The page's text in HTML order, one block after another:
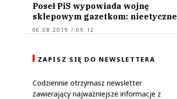
Poseł PiS wypowiada wojnę
sklepowym gazetkom: nieetyczne
06.08.2019 / 09:12
ZAPISZ SIĘ DO NEWSLETTERA
Codziennie otrzymasz newsletter
zawierający najważniejsze informacje z